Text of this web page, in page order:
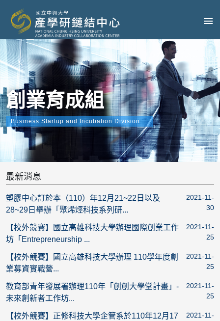
創業育成組
Business Startup and Incubation Division
最新消息
塑膠中心訂於本（110）年12月21~22日以及
28~29日舉辦「聚烯烴科技系列研...
2021-11-
30
【校外競賽】國立高雄科技大學辦理國際創業工作
坊「Entrepreneurship ...
2021-11-
25
【校外競賽】國立高雄科技大學辦理 110學年度創
業募資實戰營...
2021-11-
25
教育部青年發展署辦理110年「創創大學堂計畫」-
未來創新者工作坊...
2021-11-
25
【校外競賽】正修科技大學企管系於110年12月17
2021-11-